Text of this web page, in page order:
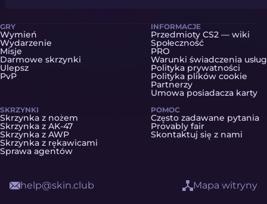
GRY
Wymień
Wydarzenie
Misje
Darmowe skrzynki
Ulepsz
PvP
SKRZYNKI
Skrzynka z nożem
Skrzynka z AK-47
Skrzynka z AWP
Skrzynka z rękawicami
Sprawa agentów
INFORMACJE
Przedmioty CS2 — wiki
Społeczność
PRO
Warunki świadczenia usług
Polityka prywatności
Polityka plików cookie
Partnerzy
Umowa posiadacza karty
POMOC
Często zadawane pytania
Provably fair
Skontaktuj się z nami
help@skin.club Mapa witryny